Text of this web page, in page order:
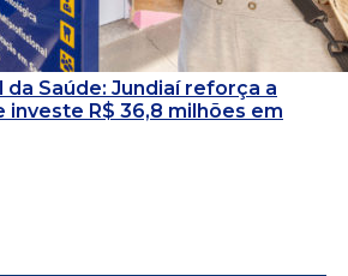
da Saúde: Jundiaí reforça a
investe R$ 36,8 milhões em